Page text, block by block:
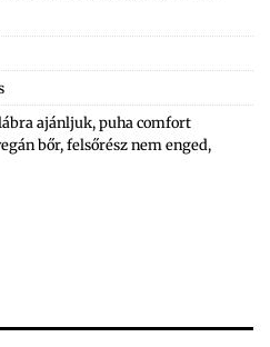
ajánljuk,puha comfort
bőr,felsőrész nem enged,